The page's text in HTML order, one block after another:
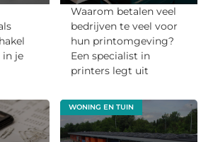
in je
Waarom betalen veel
bedrijven te veel voor
hun printomgeving?
Een specialist in
printers legt uit
WONING EN TUIN